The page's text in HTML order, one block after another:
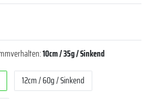
10cm / 35g / Sinkend
12cm / 60g / Sinkend